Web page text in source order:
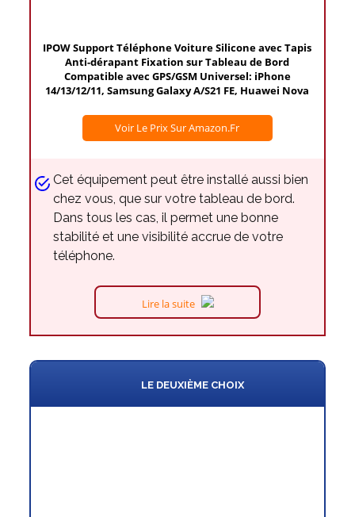
IPOW Support Téléphone Voiture Silicone avec Tapis
Anti-dérapant Fixation sur Tableau de Bord
Compatible avec GPS/GSM Universel: iPhone
14/13/12/11, Samsung Galaxy A/S21 FE, Huawei Nova
Voir Le Prix Sur Amazon.fr
Cet équipement peut être installé aussi bien
chez vous, que sur votre tableau de bord.
Dans tous les cas, il permet une bonne
stabilité et une visibilité accrue de votre
téléphone.
Lire la suite
LE DEUXIÈME CHOIX